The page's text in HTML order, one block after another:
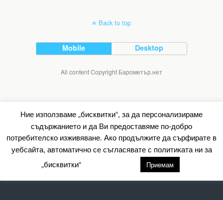
Back to top
Mobile Desktop
All content Copyright Барометър.нет
Ние използваме „бисквитки“, за да персонализираме
съдържанието и да Ви предоставяме по-добро
потребителско изживяване. Ако продължите да сърфирате в
уебсайта, автоматично се съгласявате с политиката ни за
„бисквитки“
Приемам